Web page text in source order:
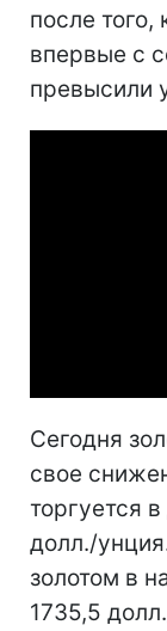
после того,
впервые с
превысили
Сегодня
свое
торгуется
долл./
золотом в
1735,5